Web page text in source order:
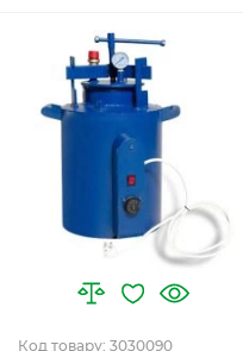
Код товару: 3030090